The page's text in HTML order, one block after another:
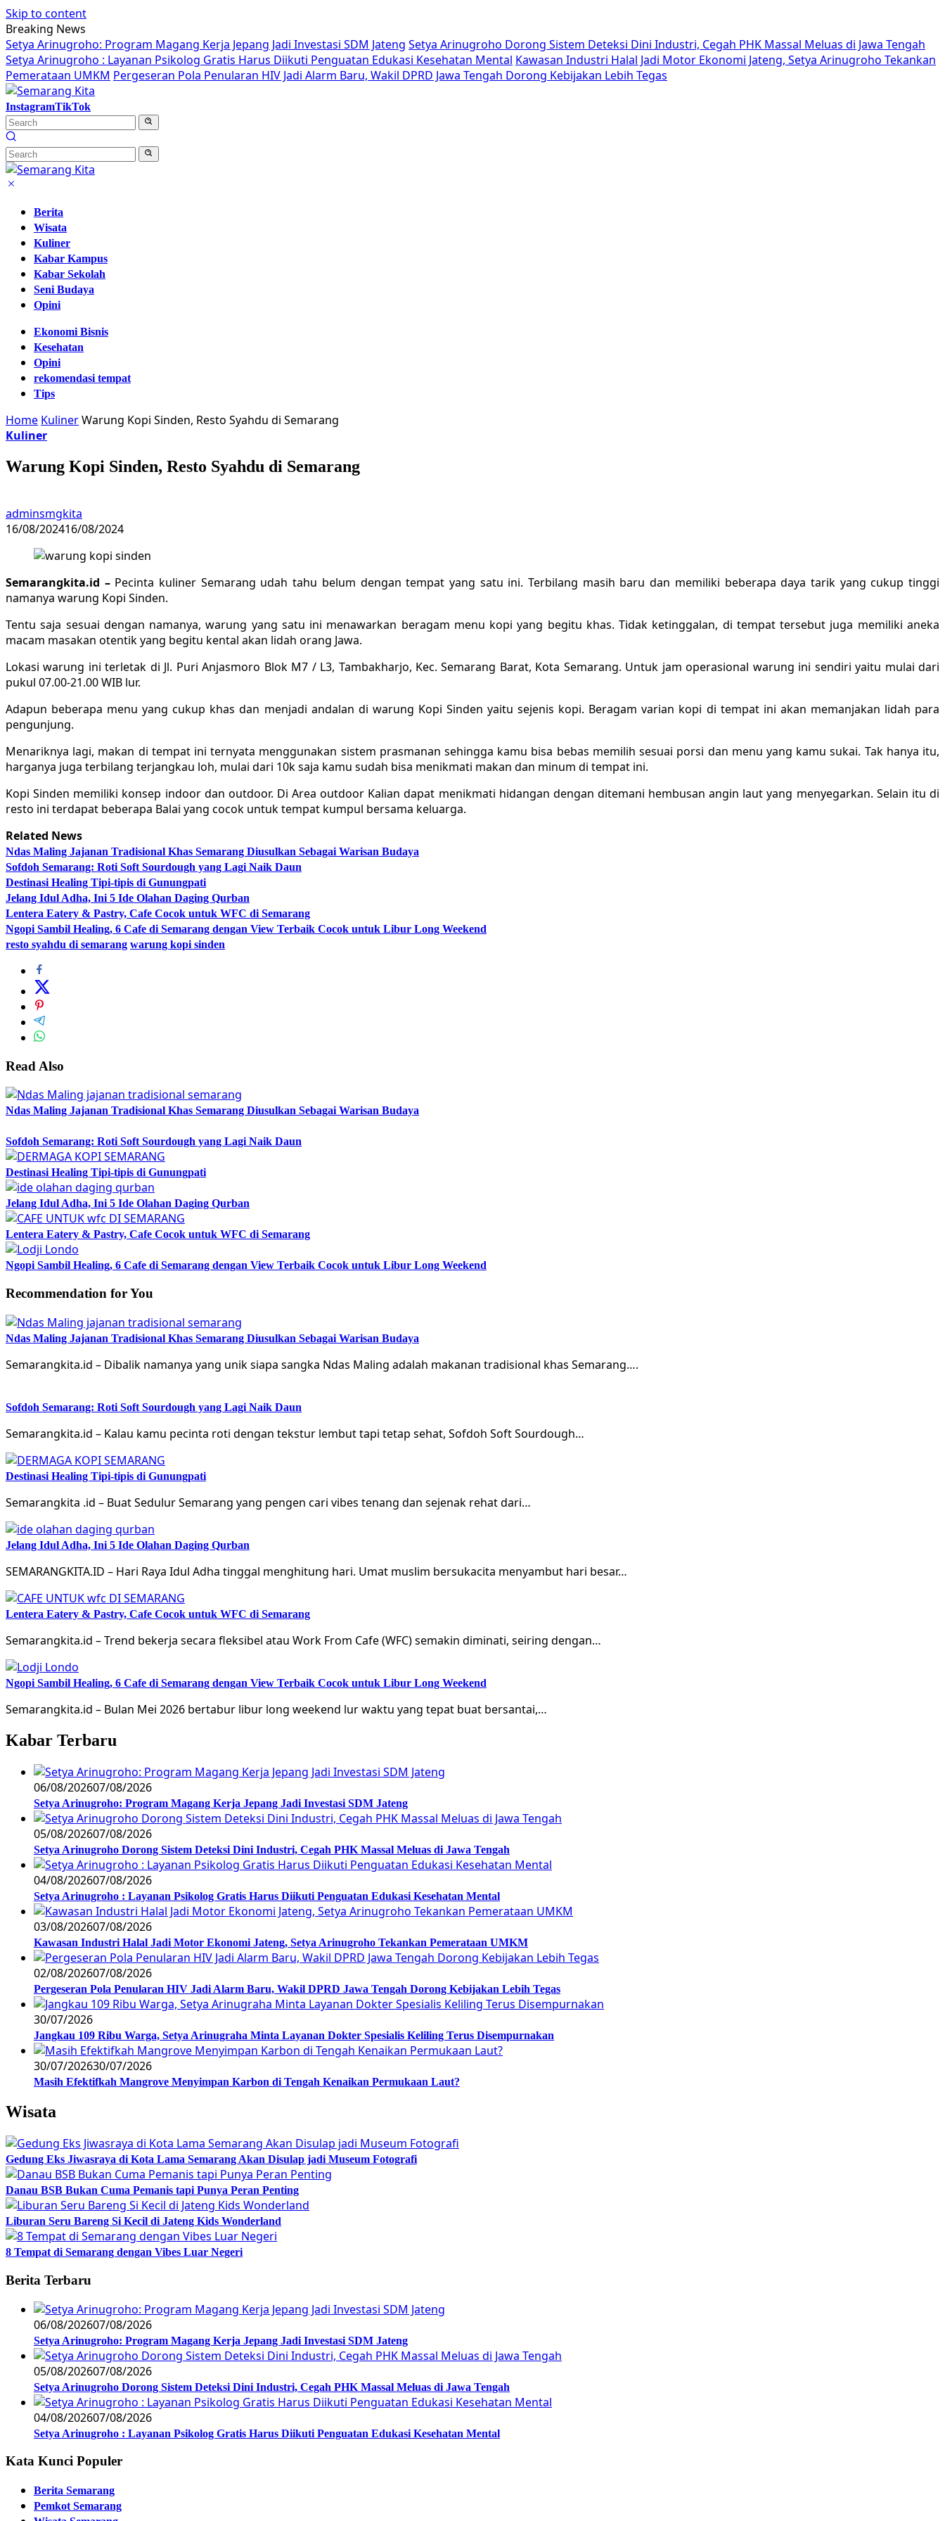
Skip to content
Breaking News
Setya Arinugroho: Program Magang Kerja Jepang Jadi Investasi SDM Jateng Setya Arinugroho Dorong Sistem Deteksi Dini Industri, Cegah PHK Massal Meluas di Jawa Tengah
Setya Arinugroho : Layanan Psikolog Gratis Harus Diikuti Penguatan Edukasi Kesehatan Mental Kawasan Industri Halal Jadi Motor Ekonomi Jateng, Setya Arinugroho Tekankan
Pemerataan UMKM Pergeseran Pola Penularan HIV Jadi Alarm Baru, Wakil DPRD Jawa Tengah Dorong Kebijakan Lebih Tegas
InstagramTikTok
Berita
Wisata
Kuliner
Kabar Kampus
Kabar Sekolah
Seni Budaya
Opini
Ekonomi Bisnis
Kesehatan
Opini
rekomendasi tempat
Tips
Home KulinerWarung Kopi Sinden, Resto Syahdu di Semarang
Kuliner
Warung Kopi Sinden, Resto Syahdu di Semarang
adminsmgkita
16/08/202416/08/2024
Semarangkita.id – Pecinta kuliner Semarang udah tahu belum dengan tempat yang satu ini. Terbilang masih baru dan memiliki beberapa daya tarik yang cukup tinggi
namanya warung Kopi Sinden.
Tentu saja sesuai dengan namanya, warung yang satu ini menawarkan beragam menu kopi yang begitu khas. Tidak ketinggalan, di tempat tersebut juga memiliki aneka
macam masakan otentik yang begitu kental akan lidah orang Jawa.
Lokasi warung ini terletak di Jl. Puri Anjasmoro Blok M7 / L3, Tambakharjo, Kec. Semarang Barat, Kota Semarang. Untuk jam operasional warung ini sendiri yaitu mulai dari
pukul 07.00-21.00 WIB lur.
Adapun beberapa menu yang cukup khas dan menjadi andalan di warung Kopi Sinden yaitu sejenis kopi. Beragam varian kopi di tempat ini akan memanjakan lidah para
pengunjung.
Menariknya lagi, makan di tempat ini ternyata menggunakan sistem prasmanan sehingga kamu bisa bebas memilih sesuai porsi dan menu yang kamu sukai. Tak hanya itu,
harganya juga terbilang terjangkau loh, mulai dari 10k saja kamu sudah bisa menikmati makan dan minum di tempat ini.
Kopi Sinden memiliki konsep indoor dan outdoor. Di Area outdoor Kalian dapat menikmati hidangan dengan ditemani hembusan angin laut yang menyegarkan. Selain itu di
resto ini terdapat beberapa Balai yang cocok untuk tempat kumpul bersama keluarga.
Related News
Ndas Maling Jajanan Tradisional Khas Semarang Diusulkan Sebagai Warisan Budaya
Sofdoh Semarang: Roti Soft Sourdough yang Lagi Naik Daun
Destinasi Healing Tipi-tipis di Gunungpati
Jelang Idul Adha, Ini 5 Ide Olahan Daging Qurban
Lentera Eatery & Pastry, Cafe Cocok untuk WFC di Semarang
Ngopi Sambil Healing, 6 Cafe di Semarang dengan View Terbaik Cocok untuk Libur Long Weekend
resto syahdu di semarang warung kopi sinden
Read Also
Ndas Maling Jajanan Tradisional Khas Semarang Diusulkan Sebagai Warisan Budaya
Sofdoh Semarang: Roti Soft Sourdough yang Lagi Naik Daun
Destinasi Healing Tipi-tipis di Gunungpati
Jelang Idul Adha, Ini 5 Ide Olahan Daging Qurban
Lentera Eatery & Pastry, Cafe Cocok untuk WFC di Semarang
Ngopi Sambil Healing, 6 Cafe di Semarang dengan View Terbaik Cocok untuk Libur Long Weekend
Recommendation for You
Ndas Maling Jajanan Tradisional Khas Semarang Diusulkan Sebagai Warisan Budaya
Semarangkita.id – Dibalik namanya yang unik siapa sangka Ndas Maling adalah makanan tradisional khas Semarang….
Sofdoh Semarang: Roti Soft Sourdough yang Lagi Naik Daun
Semarangkita.id – Kalau kamu pecinta roti dengan tekstur lembut tapi tetap sehat, Sofdoh Soft Sourdough…
Destinasi Healing Tipi-tipis di Gunungpati
Semarangkita .id – Buat Sedulur Semarang yang pengen cari vibes tenang dan sejenak rehat dari…
Jelang Idul Adha, Ini 5 Ide Olahan Daging Qurban
SEMARANGKITA.ID – Hari Raya Idul Adha tinggal menghitung hari. Umat muslim bersukacita menyambut hari besar…
Lentera Eatery & Pastry, Cafe Cocok untuk WFC di Semarang
Semarangkita.id – Trend bekerja secara fleksibel atau Work From Cafe (WFC) semakin diminati, seiring dengan…
Ngopi Sambil Healing, 6 Cafe di Semarang dengan View Terbaik Cocok untuk Libur Long Weekend
Semarangkita.id – Bulan Mei 2026 bertabur libur long weekend lur waktu yang tepat buat bersantai,…
Kabar Terbaru
06/08/202607/08/2026
Setya Arinugroho: Program Magang Kerja Jepang Jadi Investasi SDM Jateng
05/08/202607/08/2026
Setya Arinugroho Dorong Sistem Deteksi Dini Industri, Cegah PHK Massal Meluas di Jawa Tengah
04/08/202607/08/2026
Setya Arinugroho : Layanan Psikolog Gratis Harus Diikuti Penguatan Edukasi Kesehatan Mental
03/08/202607/08/2026
Kawasan Industri Halal Jadi Motor Ekonomi Jateng, Setya Arinugroho Tekankan Pemerataan UMKM
02/08/202607/08/2026
Pergeseran Pola Penularan HIV Jadi Alarm Baru, Wakil DPRD Jawa Tengah Dorong Kebijakan Lebih Tegas
30/07/2026
Jangkau 109 Ribu Warga, Setya Arinugraha Minta Layanan Dokter Spesialis Keliling Terus Disempurnakan
30/07/202630/07/2026
Masih Efektifkah Mangrove Menyimpan Karbon di Tengah Kenaikan Permukaan Laut?
Wisata
Gedung Eks Jiwasraya di Kota Lama Semarang Akan Disulap jadi Museum Fotografi
Danau BSB Bukan Cuma Pemanis tapi Punya Peran Penting
Liburan Seru Bareng Si Kecil di Jateng Kids Wonderland
8 Tempat di Semarang dengan Vibes Luar Negeri
Berita Terbaru
06/08/202607/08/2026
Setya Arinugroho: Program Magang Kerja Jepang Jadi Investasi SDM Jateng
05/08/202607/08/2026
Setya Arinugroho Dorong Sistem Deteksi Dini Industri, Cegah PHK Massal Meluas di Jawa Tengah
04/08/202607/08/2026
Setya Arinugroho : Layanan Psikolog Gratis Harus Diikuti Penguatan Edukasi Kesehatan Mental
Kata Kunci Populer
Berita Semarang
Pemkot Semarang